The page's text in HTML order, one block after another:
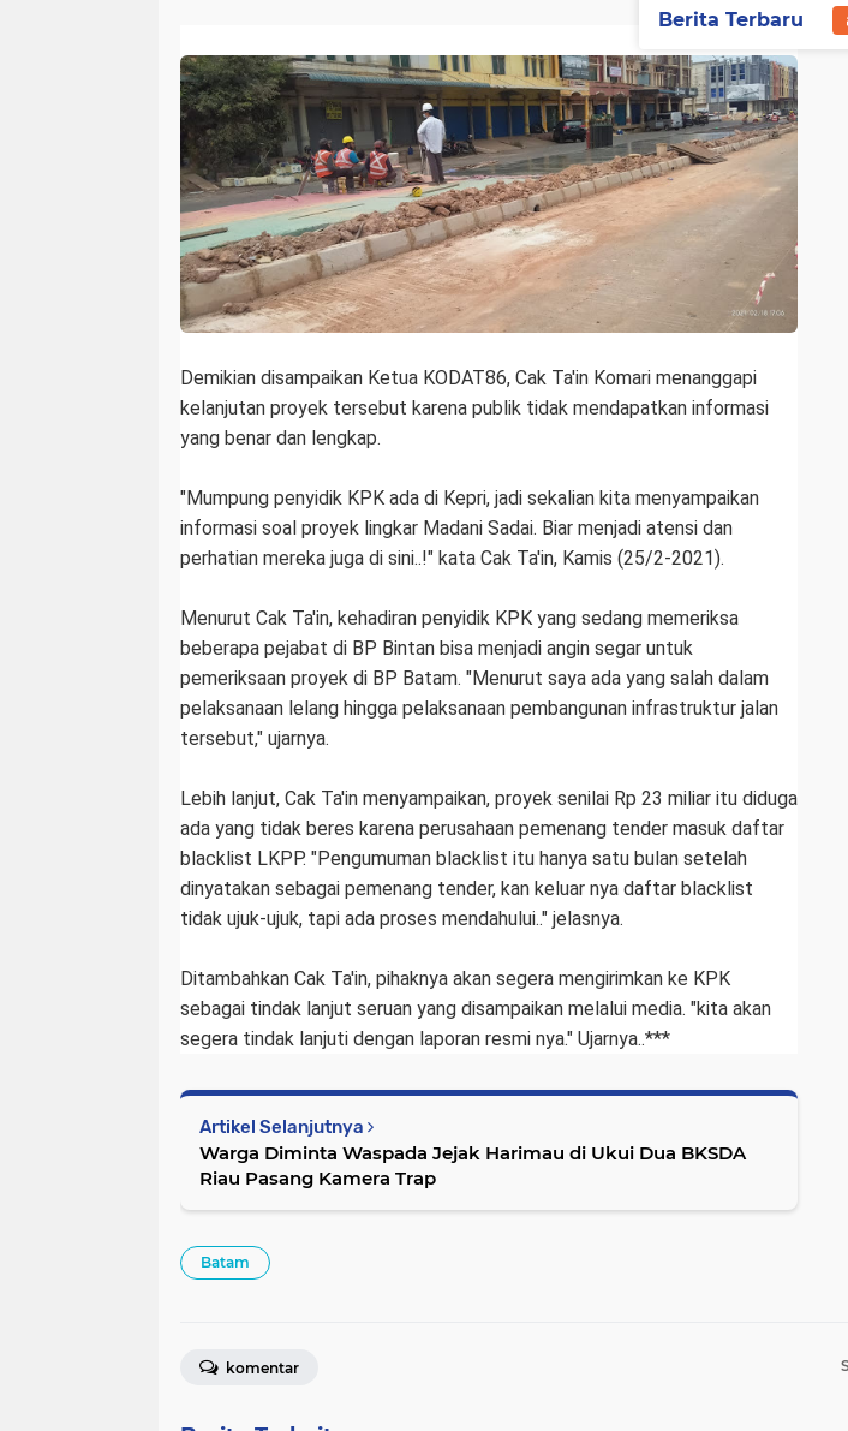
Demikian disampaikan Ketua KODAT86, Cak Ta'in Komari menanggapi
kelanjutan proyek tersebut karena publik tidak mendapatkan informasi
yang benar dan lengkap.
"Mumpung penyidik KPK ada di Kepri, jadi sekalian kita menyampaikan
informasi soal proyek lingkar Madani Sadai. Biar menjadi atensi dan
perhatian mereka juga di sini..!" kata Cak Ta'in, Kamis (25/2-2021).
Menurut Cak Ta'in, kehadiran penyidik KPK yang sedang memeriksa
beberapa pejabat di BP Bintan bisa menjadi angin segar untuk
pemeriksaan proyek di BP Batam. "Menurut saya ada yang salah dalam
pelaksanaan lelang hingga pelaksanaan pembangunan infrastruktur jalan
tersebut," ujarnya.
Lebih lanjut, Cak Ta'in menyampaikan, proyek senilai Rp 23 miliar itu diduga
ada yang tidak beres karena perusahaan pemenang tender masuk daftar
blacklist LKPP. "Pengumuman blacklist itu hanya satu bulan setelah
dinyatakan sebagai pemenang tender, kan keluar nya daftar blacklist
tidak ujuk-ujuk, tapi ada proses mendahului.." jelasnya.
Ditambahkan Cak Ta'in, pihaknya akan segera mengirimkan ke KPK
sebagai tindak lanjut seruan yang disampaikan melalui media. "kita akan
segera tindak lanjuti dengan laporan resmi nya." Ujarnya..***
Artikel Selanjutnya
Warga Diminta Waspada Jejak Harimau di Ukui Dua BKSDA
Riau Pasang Kamera Trap
Batam
komentar
Berita Terbaru